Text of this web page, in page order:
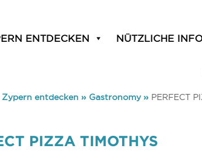
ENTDECKEN NÜTZLICHE
Zypern entdecken » Gastronomy» PERFECT
PIZZA TIMOTHYS